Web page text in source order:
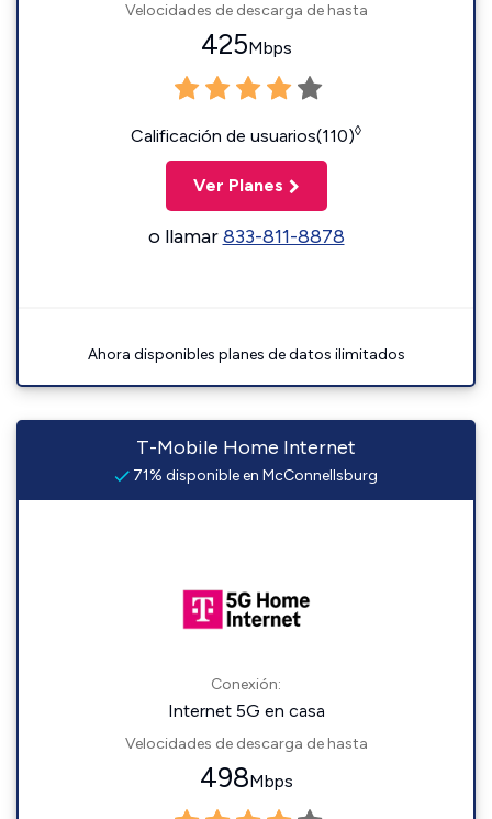
Velocidades de descarga de hasta
425Mbps
Calificación de usuarios(110)◊
Ver Planes
o llamar833-811-8878
Ahora disponibles planes de datos ilimitados
T-Mobile Home Internet
71% disponible en McConnellsburg
Conexión:
Internet 5G en casa
Velocidades de descarga de hasta
498Mbps